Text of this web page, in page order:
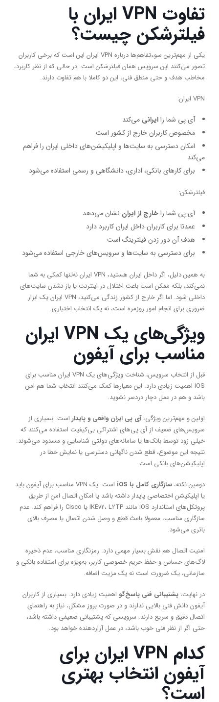
تفاوت VPNایران با
فیلترشکن چیست؟
یکی از مهم‌ترین سوءتفاهم‌ها درباره VPN ایران این است که برخی کاربران
تصور می‌کنند این سرویس همان فیلترشکن است. در حالی که از نظر کاربرد،
مخاطب هدف و حتی منطق فنی، این دو کاملا با هم تفاوت دارند.
VPN ایران:
آی پی شما راایرانی می‌کند
مخصوص کاربران خارج از کشور است
امکان دسترسی به سایت‌ها و اپلیکیشن‌های داخلی ایران را فراهم
می‌کند
برای کارهای بانکی، اداری، دانشگاهی و رسمی استفاده می‌شود
فیلترشکن:
آی پی شما راخارج از ایران نشان می‌دهد
عمدتا برای کاربران داخل ایران کاربرد دارد
هدف آن دور زدن فیلترینگ است
برای دسترسی به سایت‌ها و سرویس‌های خارجی استفاده می‌شود
به همین دلیل، اگر داخل ایران هستید، VPN ایران نه‌تنها کمکی به شما
نمی‌کند، بلکه ممکن است باعث اختلال در اینترنت یا باز نشدن سایت‌های
داخلی شود. اما اگر خارج از کشور زندگی می‌کنید، VPN ایران یک ابزار
ضروری برای انجام امور روزمره است، نه یک انتخاب اختیاری.
ویژگی‌های یک VPNایران
مناسب برای آیفون
قبل از انتخاب سرویس، شناخت ویژگی‌های یک VPN ایران مناسب برای
iOS اهمیت زیادی دارد. این معیارها کمک می‌کنند انتخاب شما هم امن
باشد و هم در عمل دچار دردسر نشوید.
اولین و مهم‌ترین ویژگی،آی پی ایران واقعی و پایداراست. بسیاری از
سرویس‌های ضعیف از آی پی‌های اشتراکی بی‌کیفیت استفاده می‌کنند که
خیلی زود توسط بانک‌ها یا سامانه‌های دولتی شناسایی و مسدود می‌شوند.
نتیجه این موضوع، قطع شدن ناگهانی دسترسی یا نمایش خطا در
اپلیکیشن‌های بانکی است.
دومین نکته، سازگاری کامل با iOS
است. یک VPN مناسب برای آیفون باید
یا اپلیکیشن اختصاصی پایدار داشته باشد یا امکان اتصال امن از طریق
پروتکل‌های استاندارد iOS مانند IKEv2، L2TP یا Cisco را فراهم کند. عدم
سازگاری مناسب، معمولا باعث قطع و وصل شدن اتصال یا مصرف بالای
باتری می‌شود.
امنیت اتصال هم نقش بسیار مهمی دارد. رمزنگاری مناسب، عدم ذخیره
لاگ‌های حساس و حفظ حریم خصوصی کاربر، به‌ویژه برای استفاده بانکی و
سازمانی، یک ضرورت است نه یک مزیت اضافه.
در نهایت، پشتیبانی فنی پاسخ‌گواهمیت زیادی دارد. بسیاری از کاربران
آیفون دانش فنی بالایی ندارند و در صورت بروز مشکل، نیاز به راهنمای
اتصال دقیق و سریع دارند. سرویسی که پشتیبانی ضعیفی داشته باشد،
حتی اگر از نظر فنی خوب باشد، در عمل آزاردهنده خواهد بود.
کدام VPNایران برای
آیفون انتخاب بهتری
است؟